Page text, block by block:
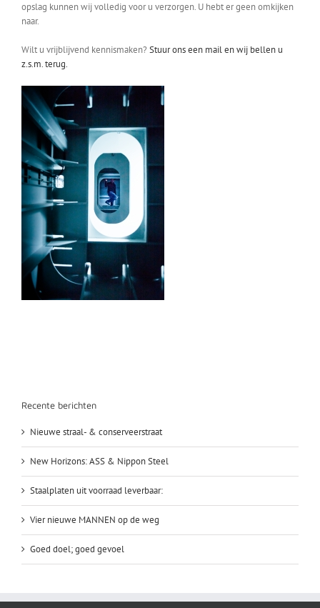
opslag kunnen wij volledig voor u verzorgen. U hebt er geen omkijken
naar.
Wilt u vrijblijvend kennismaken? Stuur ons een mail en wij bellen u
z.s.m. terug.
Recente berichten
Nieuwe straal- & conserveerstraat
New Horizons: ASS & Nippon Steel
Staalplaten uit voorraad leverbaar:
Vier nieuwe MANNEN op de weg
Goed doel; goed gevoel